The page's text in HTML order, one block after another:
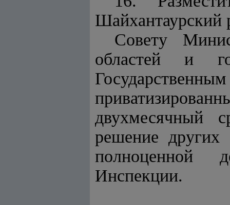
Шайхантаурский
Совету
областей и
двухмесячный
решение других
полноценной
Инспекции.